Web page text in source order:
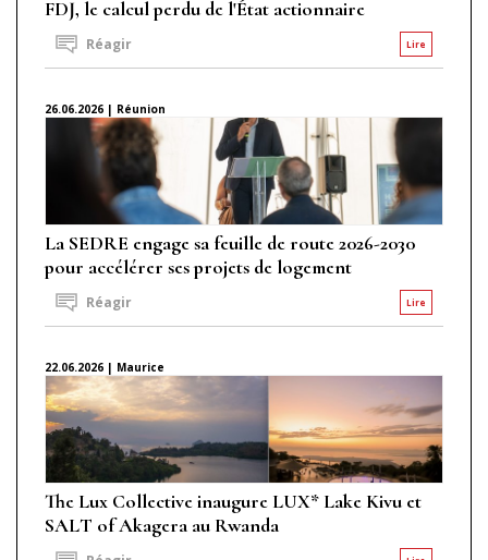
FDJ, le calcul perdu de l'État actionnaire
Lire
Réagir
26.06.2026 | Réunion
La SEDRE engage sa feuille de route 2026-2030
pour accélérer ses projets de logement
Lire
Réagir
22.06.2026 | Maurice
The Lux Collective inaugure LUX* Lake Kivu et
SALT of Akagera au Rwanda